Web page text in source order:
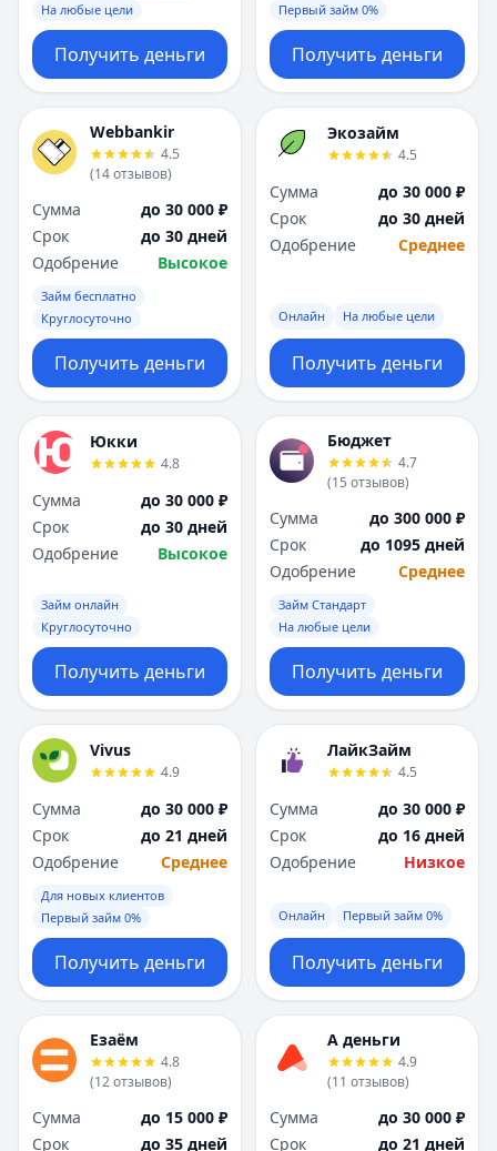
На любые цели
Получить деньги
Первый займ 0%
Получить деньги
Webbankir
4.5
(14отзывов)
Сумма
до 30 000 ₽
Срок
до 30 дней
Одобрение
Высокое
Займ бесплатно
Круглосуточно
Получить деньги
Экозайм
4.5
Сумма
до 30 000 ₽
Срок
до 30 дней
Одобрение
Среднее
Онлайн На любые цели
Получить деньги
Юкки
4.8
Сумма
до 30 000 ₽
Срок
до 30 дней
Одобрение
Высокое
Займ онлайн
Круглосуточно
Получить деньги
Бюджет
4.7
(15 отзывов)
Сумма
до 300 000 ₽
Срок
до 1095 дней
Одобрение
Среднее
Займ Стандарт
На любые цели
Получить деньги
Vivus
4.9
Сумма
до 30 000 ₽
Срок
до 21 дней
Одобрение
Среднее
Для новых клиентов
Первый займ 0%
Получить деньги
ЛайкЗайм
4.5
Сумма
до 30 000 ₽
Срок
до 16 дней
Одобрение
Низкое
Онлайн Первый займ 0%
Получить деньги
Езаём
4.8
(12отзывов)
Сумма
до 15 000 ₽
Срок
до 35 дней
А деньги
4.9
(11 отзывов)
Сумма
до 30 000 ₽
Срок
до 21 дней